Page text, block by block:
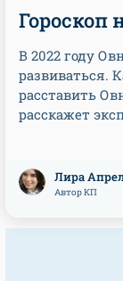
Гороскоп
В 2022 году
развиваться.
расставить
расскажет
Лира
Автор КП